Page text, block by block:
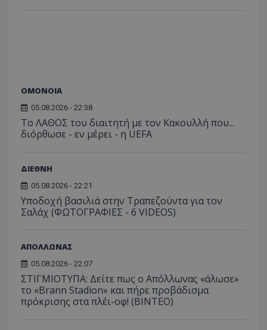
ΟΜΟΝΟΙΑ
05.08.2026 - 22:38
Το ΛΑΘΟΣ του διαιτητή με τον Κακουλλή που...
διόρθωσε - εν μέρει - η UEFA
ΔΙΕΘΝΗ
05.08.2026 - 22:21
Υποδοχή βασιλιά στην Τραπεζούντα για τον
Σαλάχ (ΦΩΤΟΓΡΑΦΙΕΣ - 6 VIDEOS)
ΑΠΟΛΛΩΝΑΣ
05.08.2026 - 22:07
ΣΤΙΓΜΙΟΤΥΠΑ: Δείτε πως ο Απόλλωνας «άλωσε»
το «Brann Stadion» και πήρε προβάδισμα
πρόκρισης στα πλέι-οφ! (ΒΙΝΤΕΟ)